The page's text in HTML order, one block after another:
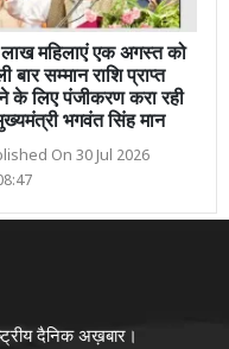
महिलाएं एक अगस्त को
बार सम्मान राशि प्राप्त
के लिए पंजीकरण करा रही
भगवंत सिंह मान
On 30 Jul 2026
दैनिक अख़बार।